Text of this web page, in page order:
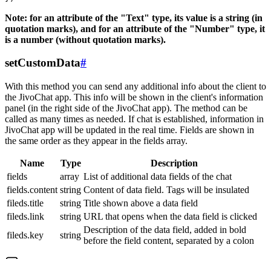
Note: for an attribute of the "Text" type, its value is a string (in
quotation marks), and for an attribute of the "Number" type, it
is a number (without quotation marks).
setCustomData#
With this method you can send any additional info about the client to
the JivoChat app. This info will be shown in the client's information
panel (in the right side of the JivoChat app). The method can be
called as many times as needed. If chat is established, information in
JivoChat app will be updated in the real time. Fields are shown in
the same order as they appear in the fields array.
Name Type
Description
fields
array List of additional data fields of the chat
fields.content string Content of data field. Tags will be insulated
fileds.title
string Title shown above a data field
fileds.link
string URL that opens when the data field is clicked
fileds.key
string
Description of the data field, added in bold
before the field content, separated by a colon